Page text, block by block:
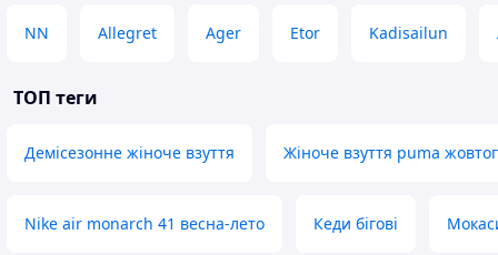
NN Allegret Ager Etor Kadisailun
ТОП теги
Демісезонне жіноче взуття Жіноче взуття puma
Nike air monarch 41 весна-лето Кеди бігові